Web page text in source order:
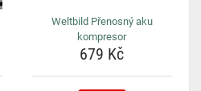
Weltbild Přenosný aku
kompresor
679 Kč